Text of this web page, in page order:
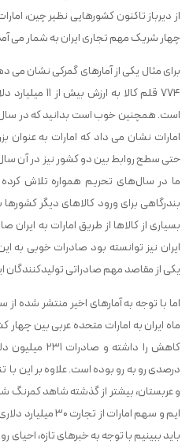
از دیرباز تاکنون کشورهایی نظیر چین،
چهار شریک مهم تجاری ایران به شمار می
۷۷۴ قلم کالا به
امارات نشان می داد که امارات به عنوان
حتی سطح روابط بین دو کشور نیز در آن
ما در سال‌های تحریم همواره تلاش کرده
بندرگاهی برای ورود کالاهای دیگر
بسیاری از کالاها از طریق امارات به
ایران نیز توانسته بود صادرات خوبی به
یکی از مقاصد مهم صادراتی تولیدکنندگان
اما با توجه به آمارهای اخیر منتشر شده
ماه ایران به امارات متحده عربی بین
درصدی رو به رو بوده است. علاوه بر این
و عربستان، بیشتر از گذشته شاهد کمرنگ
ایم و سهم امارات از